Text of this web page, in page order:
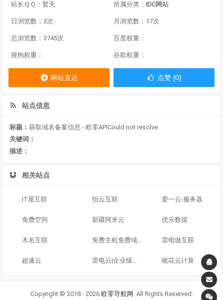
站长ＱＱ：暂无 所属分类： IDC网站
日浏览数：3次 月浏览数：17次
总浏览数：3745次 百度权重：
搜狗权重： 谷歌权重：
网站直达 点赞 [0]
站点信息
标题： 获取域名备案信息 - 欧零APICould not resolve
关键词：
描述：
相关站点
IT屋互联 怡云互联 爱一云-服务器
免费空间 新疆阿米云 优乐数据
木名互联 免费主机免费域名 雷电做互联
超速云 雷电云|企业级服务器提供商|国内外云服务器|虚拟主机|挂机宝 呲花云计算
Copyright © 2018 - 2026 欧零导航网 . All Rights Reserved.